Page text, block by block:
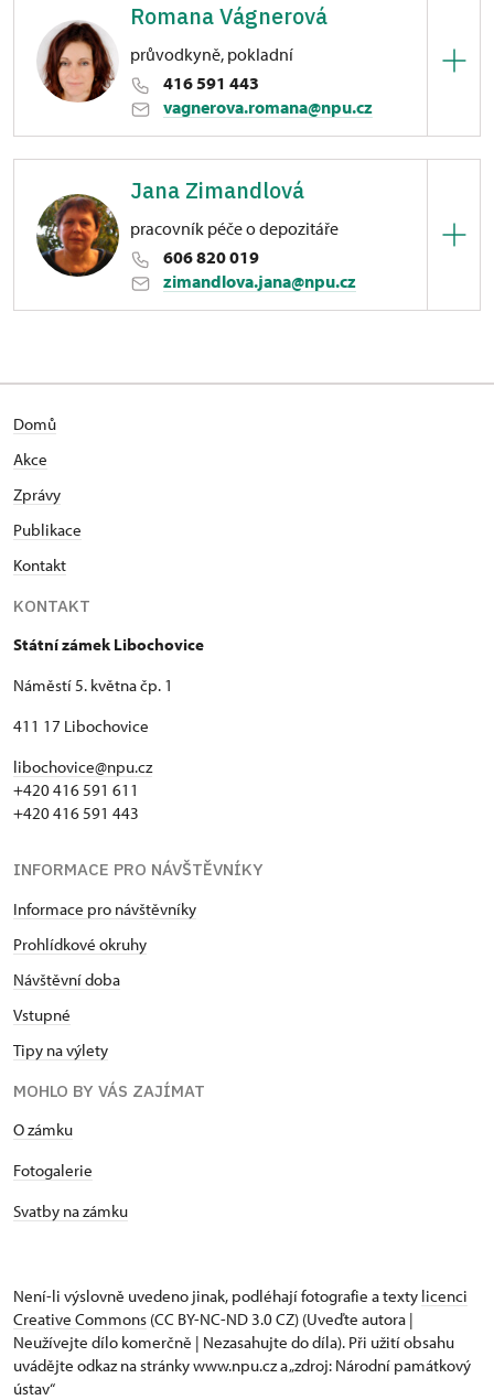
náměstí 5. května 1/, Libochovice
Romana Vágnerová
průvodkyně, pokladní
416 591 443
vagnerova.romana@npu.cz
náměstí 5. května 1/, Libochovice
Jana Zimandlová
pracovník péče o depozitáře
606 820 019
zimandlova.jana@npu.cz
Domů
Akce
Zprávy
Publikace
Kontakt
KONTAKT
Státní zámek Libochovice
Náměstí 5. května čp. 1
411 17 Libochovice
libochovice@npu.cz
+420 416 591 611
+420 416 591 443
INFORMACE PRO NÁVŠTĚVNÍKY
Informace pro návštěvníky
Prohlídkové okruhy
Návštěvní doba
Vstupné
Tipy na výlety
MOHLO BY VÁS ZAJÍMAT
O zámku
Fotogalerie
Svatby na zámku
Není-li výslovně uvedeno jinak, podléhají fotografie a texty licenci
Creative Commons (CC BY-NC-ND 3.0 CZ) (Uveďte autora |
Neužívejte dílo komerčně | Nezasahujte do díla). Při užití obsahu
uvádějte odkaz na stránky www.npu.cz a „zdroj: Národní památkový
ústav“